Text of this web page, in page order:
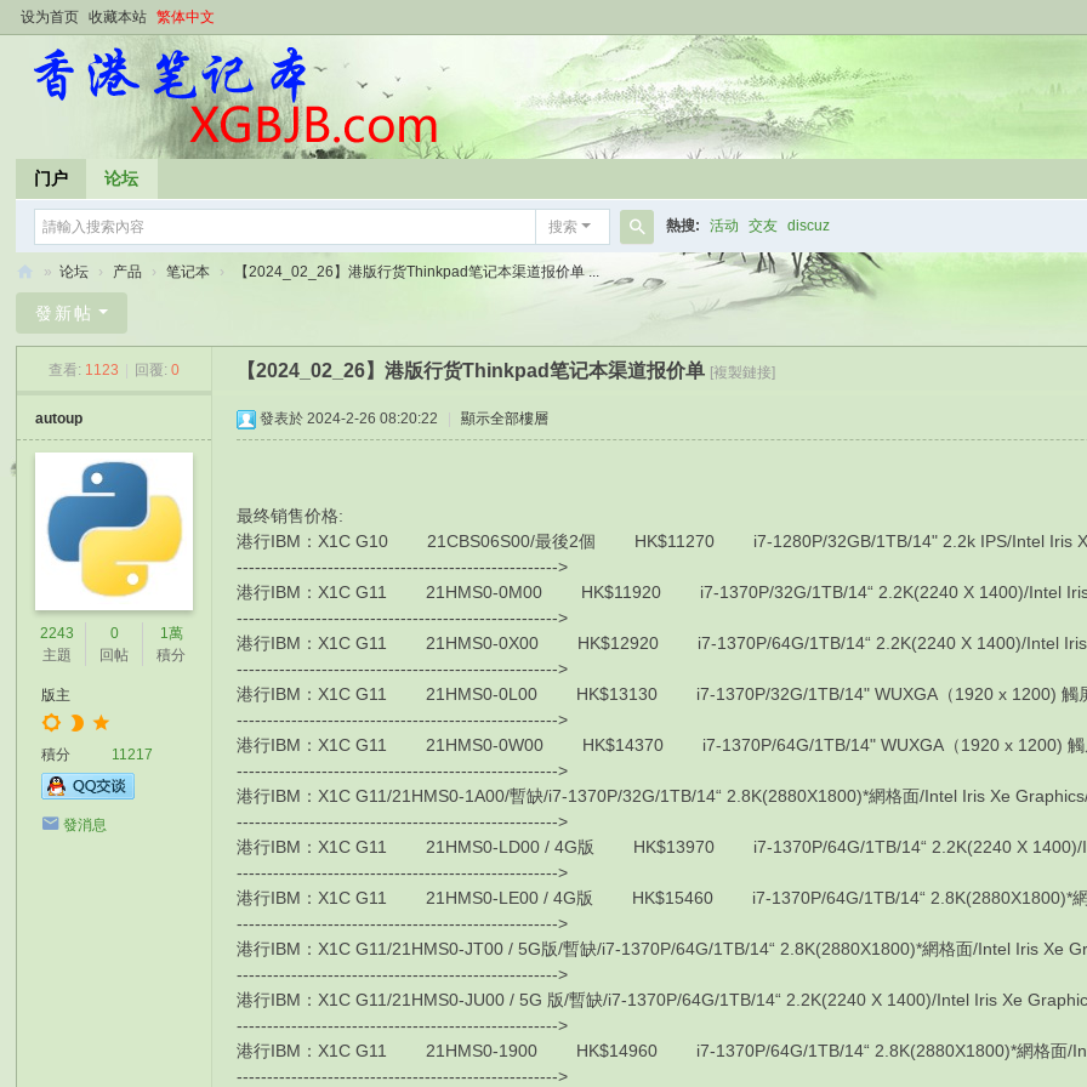
设为首页 收藏本站 繁体中文
门户 论坛
搜索
搜
索
熱搜: 活动 交友 discuz
港
记
» 论坛 › 产品 › 笔记本 › 【2024_02_26】港版行货Thinkpad笔记本渠道报价单 ...
發新帖
查看: 1123 回覆: 0 【2024_02_26】港版行货Thinkpad笔记本渠道报价单 [複製鏈接]
autoup
2243
主題
0
回帖
1萬
積分
版主
積分 11217
發消息
發表於 2024-2-26 08:20:22 顯示全部樓層
最终销售价格:
港行IBM： X1C G10 21CBS06S00/最後2個 HK$11270 i7-1280P/32GB/1TB/14" 2.2k IPS/Intel Iris Xe
----------------------------------------------------->
港行IBM：X1C G11 21HMS0-0M00 HK$11920 i7-1370P/32G/1TB/14“ 2.2K(2240 X 1400)/Intel Iris
----------------------------------------------------->
港行IBM：X1C G11 21HMS0-0X00 HK$12920 i7-1370P/64G/1TB/14“ 2.2K(2240 X 1400)/Intel Iris
----------------------------------------------------->
港行IBM：X1C G11 21HMS0-0L00 HK$13130 i7-1370P/32G/1TB/14" WUXGA（1920 x 1200) 觸屏/
----------------------------------------------------->
港行IBM：X1C G11 21HMS0-0W00 HK$14370 i7-1370P/64G/1TB/14" WUXGA（1920 x 1200) 觸屏
----------------------------------------------------->
港行IBM：X1C G11/21HMS0-1A00/暫缺/i7-1370P/32G/1TB/14“ 2.8K(2880X1800)*網格面/Intel Iris Xe
----------------------------------------------------->
港行IBM：X1C G11 21HMS0-LD00 / 4G版 HK$13970 i7-1370P/64G/1TB/14“ 2.2K(2240 X 1400)/
----------------------------------------------------->
港行IBM：X1C G11 21HMS0-LE00 / 4G版 HK$15460 i7-1370P/64G/1TB/14“ 2.8K(2880X1800)*網
----------------------------------------------------->
港行IBM：X1C G11/21HMS0-JT00 / 5G版/暫缺/i7-1370P/64G/1TB/14“ 2.8K(2880X1800)*網格面/Intel Iris Xe
----------------------------------------------------->
港行IBM：X1C G11/21HMS0-JU00 / 5G 版/暫缺/i7-1370P/64G/1TB/14“ 2.2K(2240 X 1400)/Intel Iris Xe
----------------------------------------------------->
港行IBM：X1C G11 21HMS0-1900 HK$14960 i7-1370P/64G/1TB/14“ 2.8K(2880X1800)*網格面/
----------------------------------------------------->